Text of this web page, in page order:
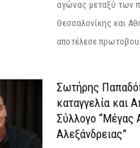
αγώνας μεταξύ των
Θεσσαλονίκης και
αποτέλεσε
Σωτήρης
καταγγελία και
Σύλλογο “Μέγας
Αλεξάνδρειας”